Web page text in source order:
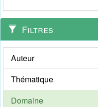
Filtres
Auteur
Thématique
Domaine